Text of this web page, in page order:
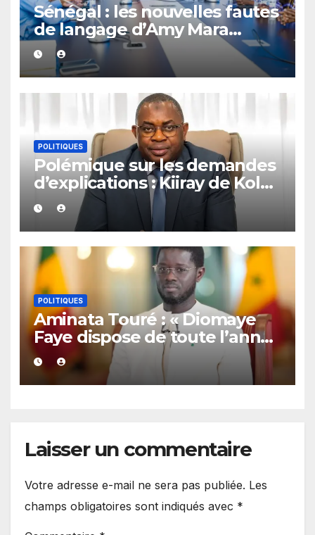
Sénégal : les nouvelles fautes
de langage d’Amy Mara
provoquent des réactions sur
les réseaux sociaux
POLITIQUES
Polémique sur les demandes
d’explications : Kiiray de Kolda
apporte son soutien à
Mamadou Lamine Dianté
POLITIQUES
Aminata Touré : « Diomaye
Faye dispose de toute l’année
2027 pour organiser les
élections locales dans la
légalité »
Laisser un commentaire
Votre adresse e-mail ne sera pas publiée. Les
champs obligatoires sont indiqués avec *